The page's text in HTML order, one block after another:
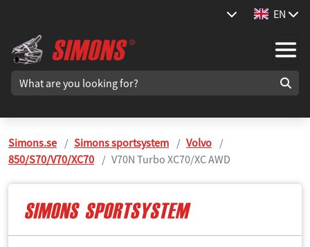
EN
Simons.se Simons sportsystem
Volvo
850/S70/V70/XC70
V70N Turbo XC70/XC AWD